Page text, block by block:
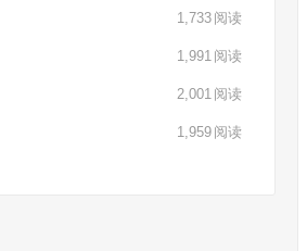
1,733 阅读
1,991 阅读
2,001 阅读
1,959 阅读